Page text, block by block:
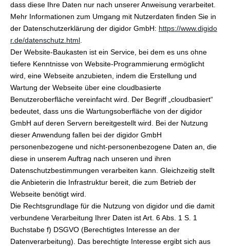
dass diese Ihre Daten nur nach unserer Anweisung verarbeitet.
Mehr Informationen zum Umgang mit Nutzerdaten finden Sie in
der Datenschutzerklärung der digidor GmbH: https://www.digido
r.de/datenschutz.html
Der Website-Baukasten ist ein Service, bei dem es uns ohne
tiefere Kenntnisse von Website-Programmierung ermöglicht
wird, eine Webseite anzubieten, indem die Erstellung und
Wartung der Webseite über eine cloudbasierte
Benutzeroberfläche vereinfacht wird. Der Begriff „cloudbasiert“
bedeutet, dass uns die Wartungsoberfläche von der digidor
GmbH auf deren Servern bereitgestellt wird. Bei der Nutzung
dieser Anwendung fallen bei der digidor GmbH
personenbezogene und nicht-personenbezogene Daten an, die
diese in unserem Auftrag nach unseren und ihren
Datenschutzbestimmungen verarbeiten kann. Gleichzeitig stellt
die Anbieterin die Infrastruktur bereit, die zum Betrieb der
Webseite benötigt wird.
Die Rechtsgrundlage für die Nutzung von digidor und die damit
verbundene Verarbeitung Ihrer Daten ist Art. 6 Abs. 1 S. 1
Buchstabe f) DSGVO (Berechtigtes Interesse an der
Datenverarbeitung). Das berechtigte Interesse ergibt sich aus